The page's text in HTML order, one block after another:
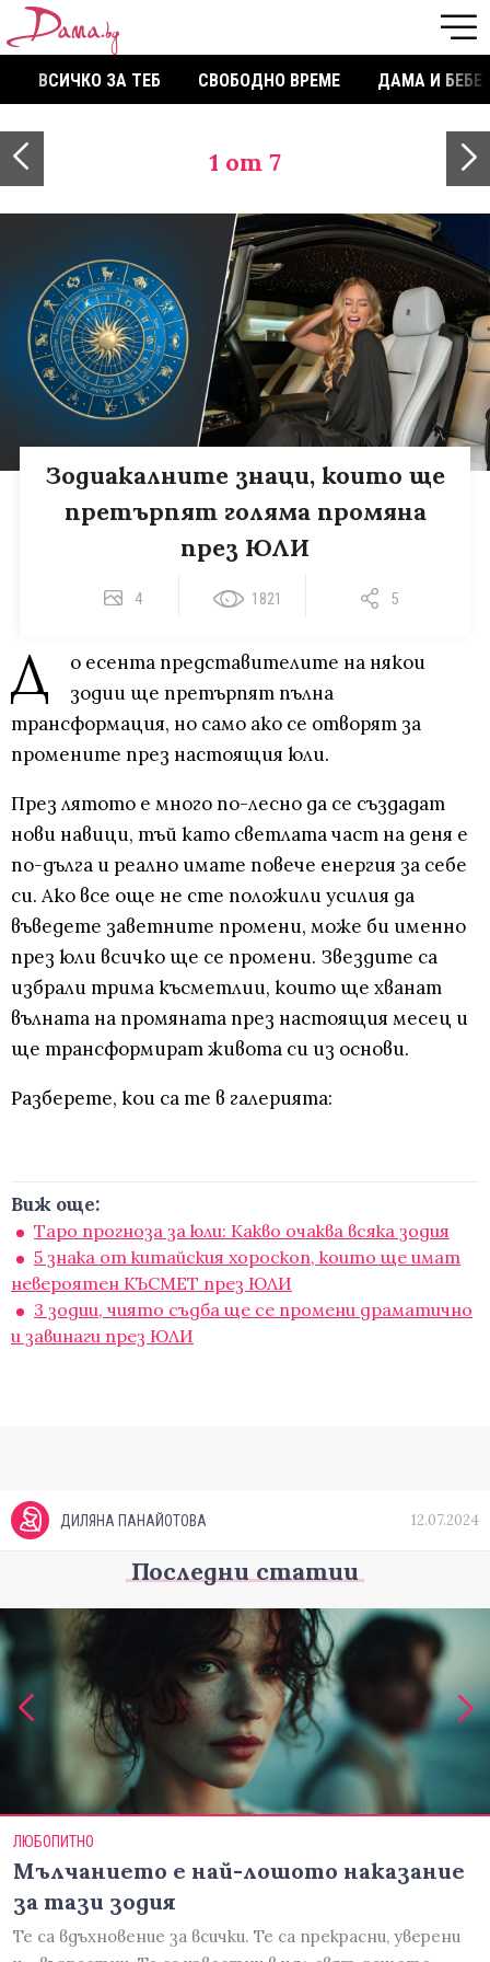
ВСИЧКО ЗА ТЕБ СВОБОДНО ВРЕМЕ ДАМА И БЕБЕ
1 от 7
Зодиакалните знаци, които ще
претърпят голяма промяна
през ЮЛИ
4 1821 5
Д
о есента представителите на някои
зодии ще претърпят пълна
трансформация, но само ако се отворят за
промените през настоящия юли.
През лятото е много по-лесно да се създадат
нови навици, тъй като светлата част на деня е
по-дълга и реално имате повече енергия за себе
си. Ако все още не сте положили усилия да
въведете заветните промени, може би именно
през юли всичко ще се промени. Звездите са
избрали трима късметлии, които ще хванат
вълната на промяната през настоящия месец и
ще трансформират живота си из основи.
Разберете, кои са те в галерията:
Виж още:
Таро прогноза за юли: Какво очаква всяка зодия
5 знака от китайския хороскоп, които ще имат
невероятен КЪСМЕТ през ЮЛИ
3 зодии, чиято съдба ще се промени драматично
и завинаги през ЮЛИ
ДИЛЯНА ПАНАЙОТОВА 12.07.2024
Последни статии
ЛЮБОПИТНО
Мълчанието е най-лошото наказание
за тази зодия
Те са вдъхновение за всички. Те са прекрасни, уверени